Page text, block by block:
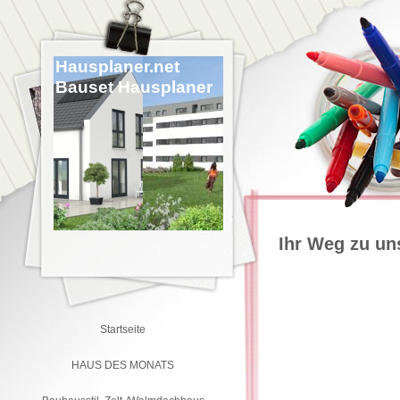
Hausplaner.net
Bauset Hausplaner
Ihr Weg zu
Startseite
HAUS DES MONATS